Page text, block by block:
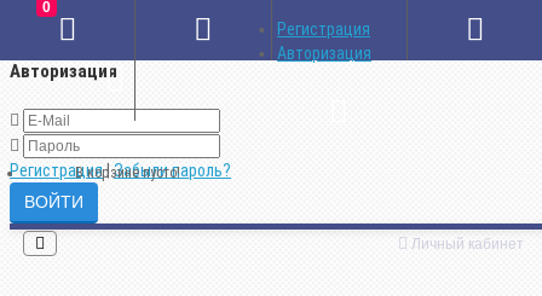
Авторизация
Регистрация|Забыли пароль?
Личный кабинет
Регистрация
Авторизация
0
В корзине пусто!